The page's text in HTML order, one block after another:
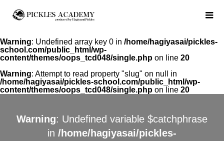
Warning: Undefined array key 0 in /home/hagiyasai/pickles-
school.com/public_html/wp-
content/themes/oops_tcd048/single.php on line 20
Warning: Attempt to read property "slug" on null in
/home/hagiyasai/pickles-school.com/public_html/wp-
content/themes/oops_tcd048/single.php on line 20
Warning: Undefined variable $catchphrase
in /home/hagiyasai/pickles-